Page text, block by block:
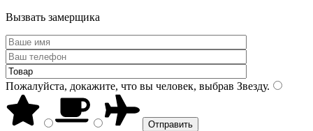
Вызвать замерщика
Пожалуйста, докажите, что вы человек, выбрав Звезду.